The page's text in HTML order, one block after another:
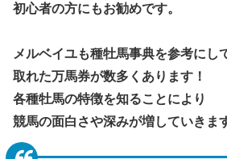
初心者の方にもお勧めです。
メルベイユも種牡馬事典を参考にし
取れた万馬券が数多くあります！
各種牡馬の特徴を知ることにより
競馬の面白さや深みが増していきま